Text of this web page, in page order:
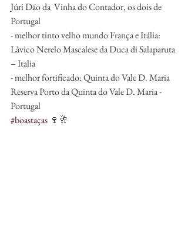
Júri Dão da  Vinha do Contador, os dois de
Portugal
- melhor tinto velho mundo França e Itália:
Làvico Nerelo Mascalese da Duca di Salaparuta
– Italia
- melhor fortificado: Quinta do Vale D. Maria
Reserva Porto da Quinta do Vale D. Maria -
Portugal
#boastaças 🍷🥂